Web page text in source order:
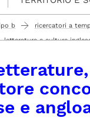
b
ricercatori a
e culture
e